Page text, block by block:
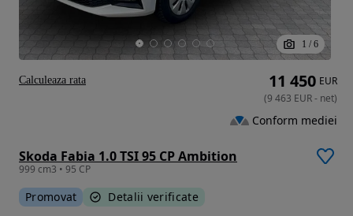
1 / 6
Skoda Fabia 1.0 TSI 95 CP Ambition
999 cm3 • 95 CP
Promovat Detalii verificate
11 450 EUR
(9 463 EUR- net)
Conform mediei
Calculeaza rata